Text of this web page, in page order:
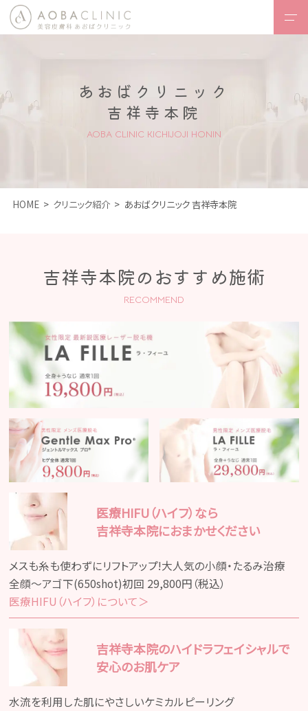
あおばクリニックとは ・コンセプト
診療内容一覧
- フェイスデザイン
内服治療
Q&A 初めての方へ
クリニック紹介
未成年者施術同意書ダウンロードページ
キャンセル料の設定についてのご案内
WEB予約はこちら
キャンセル枠予約サイト
あおばクリニックBLOG
あおばクリニック
吉祥寺本院
AOBA CLINIC KICHIJOJI HONIN
HOME クリニック紹介 あおばクリニック 吉祥寺本院
吉祥寺本院のおすすめ施術
RECOMMEND
医療HIFU（ハイフ）なら
吉祥寺本院におまかせください
メスも糸も使わずにリフトアップ!大人気の小顔・たるみ治療
全顔～アゴ下(650shot)初回 29,800円（税込）
医療HIFU（ハイフ）について＞
吉祥寺本院のハイドラフェイシャルで
安心のお肌ケア
水流を利用した肌にやさしいケミカルピーリング